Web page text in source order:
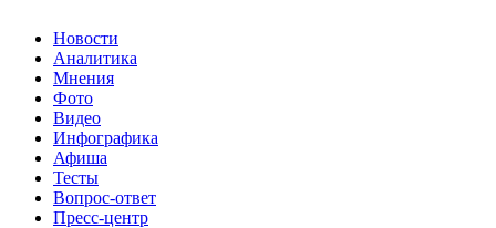
Новости
Аналитика
Мнения
Фото
Видео
Инфографика
Афиша
Тесты
Вопрос-ответ
Пресс-центр